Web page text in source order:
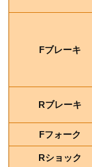
Fブレーキ
Rブレーキ
Fフォーク
Rショック